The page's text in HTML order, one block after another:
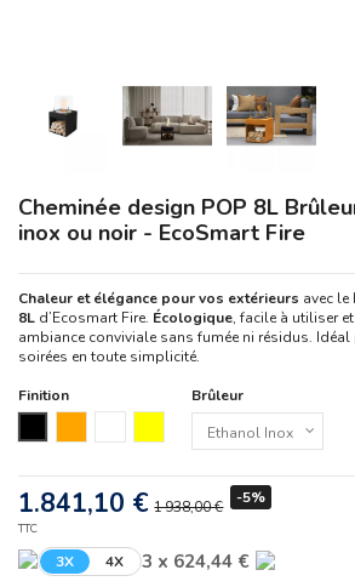
Cheminée design POP 8L
inox ou noir - EcoSmart Fire
Chaleur et élégance pour vos extérieurs avec
8L d’Ecosmart Fire. Écologique, facile à utiliser et
ambiance conviviale sans fumée ni résidus.
soirées en toute simplicité.
Finition
Brûleur
1.841,10 € 1 938,00 € -5%
TTC
3X 4X 3 x 624,44 €